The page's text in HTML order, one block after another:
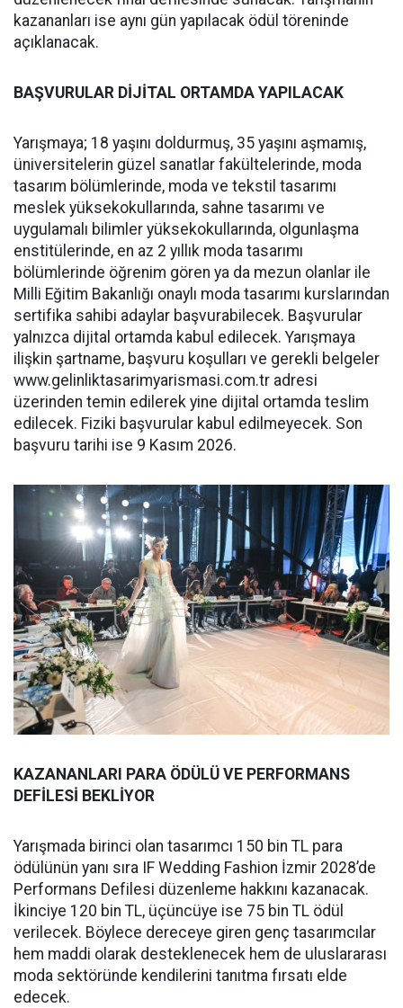
kazananları ise aynı gün yapılacak ödül töreninde
açıklanacak.
BAŞVURULAR DİJİTAL ORTAMDA YAPILACAK
Yarışmaya; 18 yaşını doldurmuş, 35 yaşını aşmamış,
üniversitelerin güzel sanatlar fakültelerinde, moda
tasarım bölümlerinde, moda ve tekstil tasarımı
meslek yüksekokullarında, sahne tasarımı ve
uygulamalı bilimler yüksekokullarında, olgunlaşma
enstitülerinde, en az 2 yıllık moda tasarımı
bölümlerinde öğrenim gören ya da mezun olanlar ile
Milli Eğitim Bakanlığı onaylı moda tasarımı kurslarından
sertifika sahibi adaylar başvurabilecek. Başvurular
yalnızca dijital ortamda kabul edilecek. Yarışmaya
ilişkin şartname, başvuru koşulları ve gerekli belgeler
www.gelinliktasarimyarismasi.com.tr adresi
üzerinden temin edilerek yine dijital ortamda teslim
edilecek. Fiziki başvurular kabul edilmeyecek. Son
başvuru tarihi ise 9 Kasım 2026.
KAZANANLARI PARA ÖDÜLÜ VE PERFORMANS
DEFİLESİ BEKLİYOR
Yarışmada birinci olan tasarımcı 150 bin TL para
ödülünün yanı sıra IF Wedding Fashion İzmir 2028’de
Performans Defilesi düzenleme hakkını kazanacak.
İkinciye 120 bin TL, üçüncüye ise 75 bin TL ödül
verilecek. Böylece dereceye giren genç tasarımcılar
hem maddi olarak desteklenecek hem de uluslararası
moda sektöründe kendilerini tanıtma fırsatı elde
edecek.